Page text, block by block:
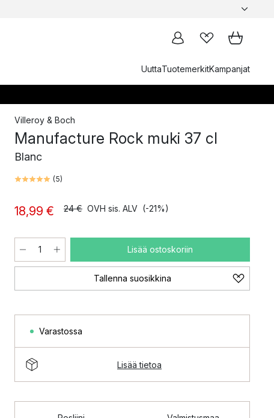
UuttaTuotemerkitKampanjat
Villeroy & Boch
Manufacture Rock muki 37 cl
Blanc
(5)
18,99 € 24 € OVH sis. ALV (-21%)
Lisää ostoskoriin
Tallenna suosikkina
Varastossa
Lisää tietoa